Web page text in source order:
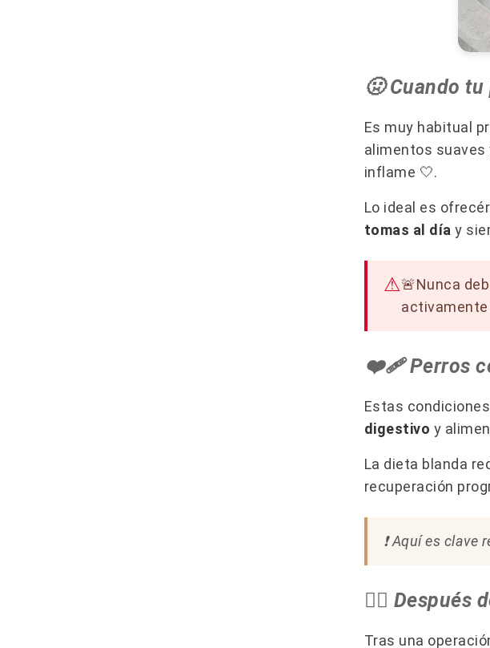
🤢​ Cuando
Es muy habitual
alimentos suaves
inflame 🤍​.
Lo ideal es
tomas al día y
🚨Nunca
activamente
❤️‍🩹 Perros
Estas
digestivo y
La dieta blanda
recuperación
❗ Aquí es
😵‍💫 Después
Tras una